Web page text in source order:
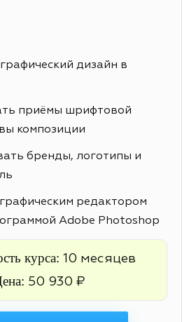
дизайн в
приёмы шрифтовой
композиции
бренды, логотипы и
редактором
Adobe Photoshop
курса: 10 месяцев
50 930 ₽